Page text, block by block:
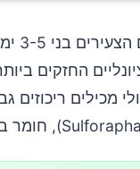
הוא כה חשוב?
סרטן
החזקים
מכילים ריכוזים